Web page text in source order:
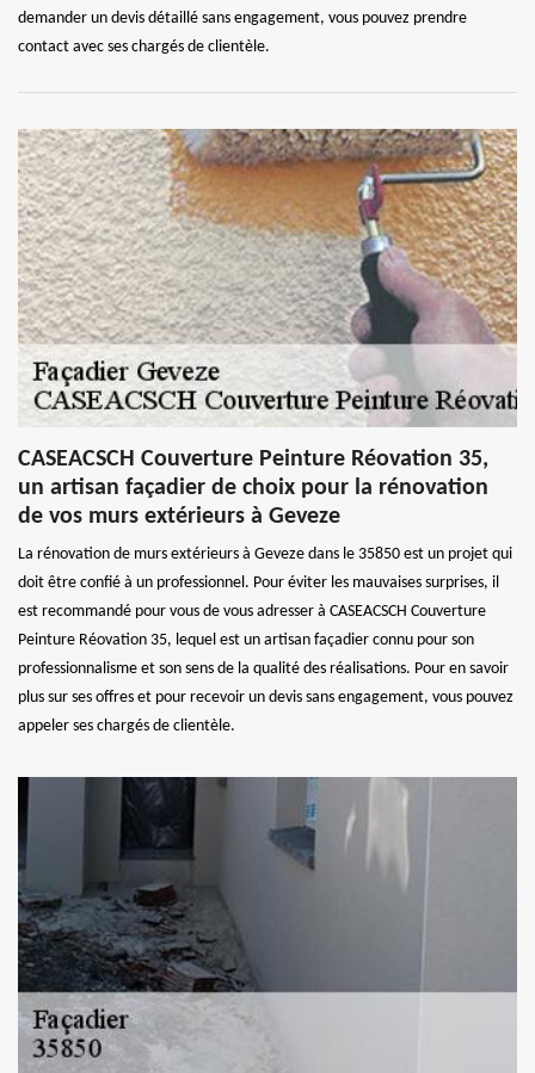
demander un devis détaillé sans engagement, vous pouvez prendre
contact avec ses chargés de clientèle.
CASEACSCH Couverture Peinture Réovation 35,
un artisan façadier de choix pour la rénovation
de vos murs extérieurs à Geveze
La rénovation de murs extérieurs à Geveze dans le 35850 est un projet qui
doit être confié à un professionnel. Pour éviter les mauvaises surprises, il
est recommandé pour vous de vous adresser à CASEACSCH Couverture
Peinture Réovation 35, lequel est un artisan façadier connu pour son
professionnalisme et son sens de la qualité des réalisations. Pour en savoir
plus sur ses offres et pour recevoir un devis sans engagement, vous pouvez
appeler ses chargés de clientèle.